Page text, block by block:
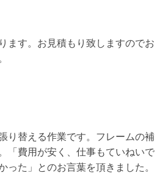
ます。お見積もり致しますのでお
り替える作業です。フレームの補
「費用が安く、仕事もていねいで
った」とのお言葉を頂きました。